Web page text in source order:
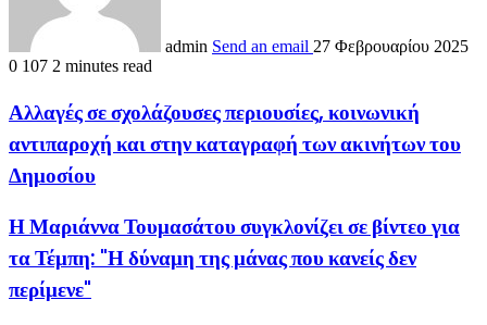
admin Send an email 27 Φεβρουαρίου 2025
0 107 2 minutes read
Αλλαγές σε σχολάζουσες περιουσίες, κοινωνική
αντιπαροχή και στην καταγραφή των ακινήτων του
Δημοσίου
Η Μαριάννα Τουμασάτου συγκλονίζει σε βίντεο για
τα Τέμπη: "Η δύναμη της μάνας που κανείς δεν
περίμενε"